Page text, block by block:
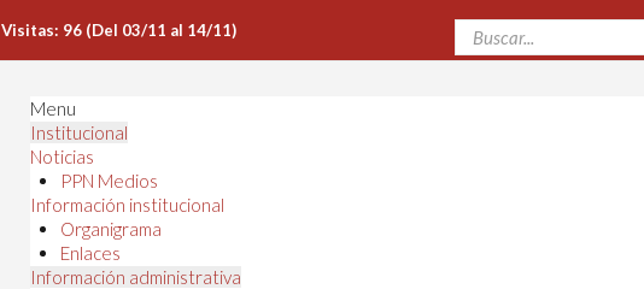
Visitas: 96 (Del 03/11 al 14/11)
Menu
Institucional
Noticias
PPN Medios
Información institucional
Organigrama
Enlaces
Información administrativa